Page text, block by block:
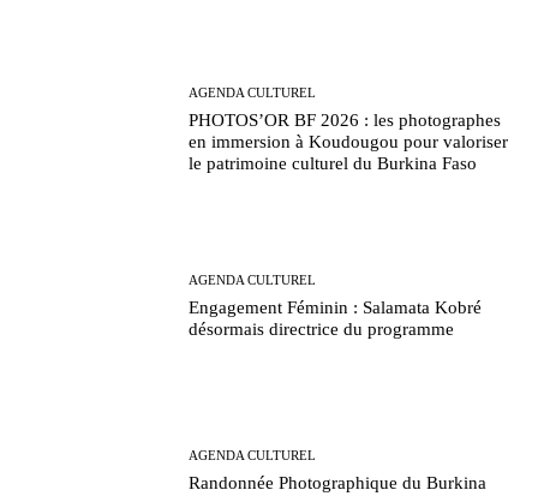
AGENDA CULTUREL
PHOTOS’OR BF 2026 : les photographes
en immersion à Koudougou pour valoriser
le patrimoine culturel du Burkina Faso
AGENDA CULTUREL
Engagement Féminin : Salamata Kobré
désormais directrice du programme
AGENDA CULTUREL
Randonnée Photographique du Burkina